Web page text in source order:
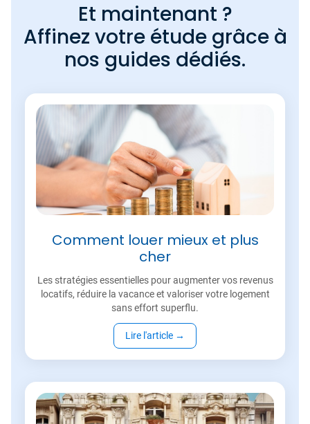
Et maintenant ?
Affinez votre étude grâce à
nos guides dédiés.
Comment louer mieux et plus
cher
Les stratégies essentielles pour augmenter vos revenus
locatifs, réduire la vacance et valoriser votre logement
sans effort superflu.
Lire l'article →